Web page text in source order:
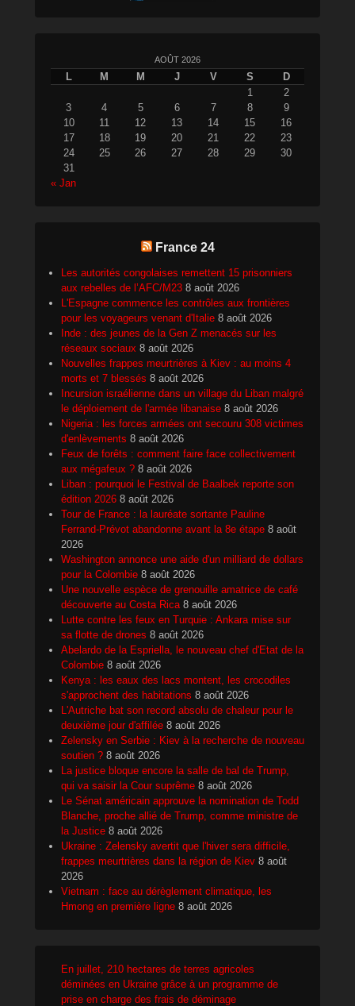
AOÛT 2026
L M M J V S
D
1
2
3
4 5 6 7 8
9
10
11 12 13 14 15
16
17
18 19 20 21 22
23
24
25 26 27 28 29
30
31
« Jan
France 24
Les autorités congolaises remettent 15 prisonniers
aux rebelles de l’AFC/M23 8 août 2026
L'Espagne commence les contrôles aux frontières
pour les voyageurs venant d'Italie 8 août 2026
Inde : des jeunes de la Gen Z menacés sur les
réseaux sociaux 8 août 2026
Nouvelles frappes meurtrières à Kiev : au moins 4
morts et 7 blessés 8 août 2026
Incursion israélienne dans un village du Liban malgré
le déploiement de l'armée libanaise 8 août 2026
Nigeria : les forces armées ont secouru 308 victimes
d'enlèvements 8 août 2026
Feux de forêts : comment faire face collectivement
aux mégafeux ? 8 août 2026
Liban : pourquoi le Festival de Baalbek reporte son
édition 2026 8 août 2026
Tour de France : la lauréate sortante Pauline
Ferrand-Prévot abandonne avant la 8e étape 8 août
2026
Washington annonce une aide d'un milliard de dollars
pour la Colombie 8 août 2026
Une nouvelle espèce de grenouille amatrice de café
découverte au Costa Rica 8 août 2026
Lutte contre les feux en Turquie : Ankara mise sur
sa flotte de drones 8 août 2026
Abelardo de la Espriella, le nouveau chef d'Etat de la
Colombie 8 août 2026
Kenya : les eaux des lacs montent, les crocodiles
s'approchent des habitations 8 août 2026
L'Autriche bat son record absolu de chaleur pour le
deuxième jour d'affilée 8 août 2026
Zelensky en Serbie : Kiev à la recherche de nouveau
soutien ? 8 août 2026
La justice bloque encore la salle de bal de Trump,
qui va saisir la Cour suprême 8 août 2026
Le Sénat américain approuve la nomination de Todd
Blanche, proche allié de Trump, comme ministre de
la Justice 8 août 2026
Ukraine : Zelensky avertit que l'hiver sera difficile,
frappes meurtrières dans la région de Kiev 8 août
2026
Vietnam : face au dérèglement climatique, les
Hmong en première ligne 8 août 2026
En juillet, 210 hectares de terres agricoles
déminées en Ukraine grâce à un programme de
prise en charge des frais de déminage